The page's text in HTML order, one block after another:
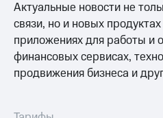
Актуальные новости не
связи, но и новых
приложениях для работы и
финансовых сервисах,
продвижения бизнеса и